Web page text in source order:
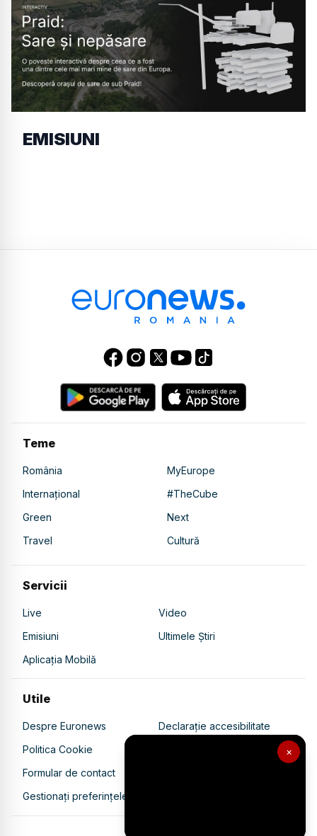
×
EMISIUNI
Teme
România
MyEurope
Internațional
#TheCube
Green
Next
Travel
Cultură
Servicii
Live
Video
Emisiuni
Ultimele Știri
Aplicația Mobilă
Utile
Despre Euronews
Declarație accesibilitate
Politica Cookie
Politica de confidențialitate
Formular de contact
Gestionați preferințele